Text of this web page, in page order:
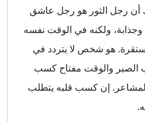
رجل الثور هو رجل عاشق
ولكنه في الوقت نفسه
هو شخص لا يتردد في
الصبر والوقت مفتاح كسب
إن كسب قلبه يتطلب